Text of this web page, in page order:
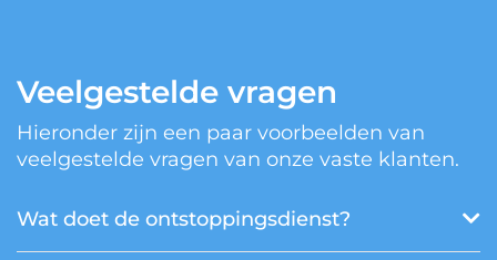
Veelgestelde vragen
Hieronder zijn een paar voorbeelden van
veelgestelde vragen van onze vaste klanten.
Wat doet de ontstoppingsdienst?